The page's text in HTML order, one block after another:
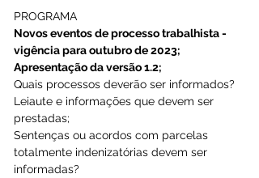
PROGRAMA
Novos eventos de processo trabalhista -
vigência para outubro de 2023;
Apresentação da versão 1.2;
Quais processos deverão ser informados?
Leiaute e informações que devem ser
prestadas;
Sentenças ou acordos com parcelas
totalmente indenizatórias devem ser
informadas?